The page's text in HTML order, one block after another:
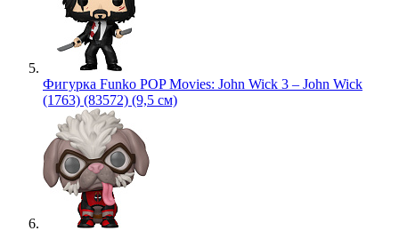
Фигурка Funko POP Movies: John Wick 3 – John Wick
(1763) (83572) (9,5 см)